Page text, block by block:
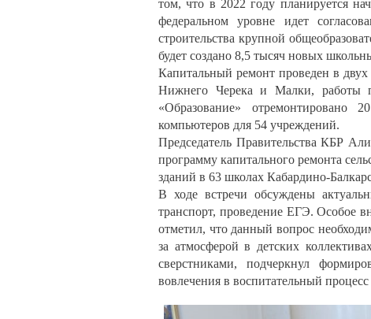
том, что в 2022 году планируется
федеральном уровне идет
строительства крупной
будет создано 8,5 тысяч новых
Капитальный ремонт проведен в
Нижнего Черека и Малки, работы
«Образование» отремонтировано
компьютеров для 54 учреждений.
Председатель Правительства КБР
программу капитального ремонта
зданий в 63 школах Кабардино-
В ходе встречи обсуждены
транспорт, проведение ЕГЭ. Особое
отметил, что данный вопрос
за атмосферой в детских
сверстниками, подчеркнул
вовлечения в воспитательный